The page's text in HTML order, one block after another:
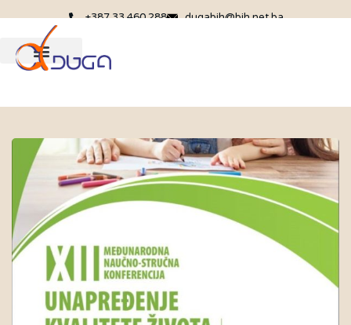
+387 33 460 288 dugabih@bih.net.ba